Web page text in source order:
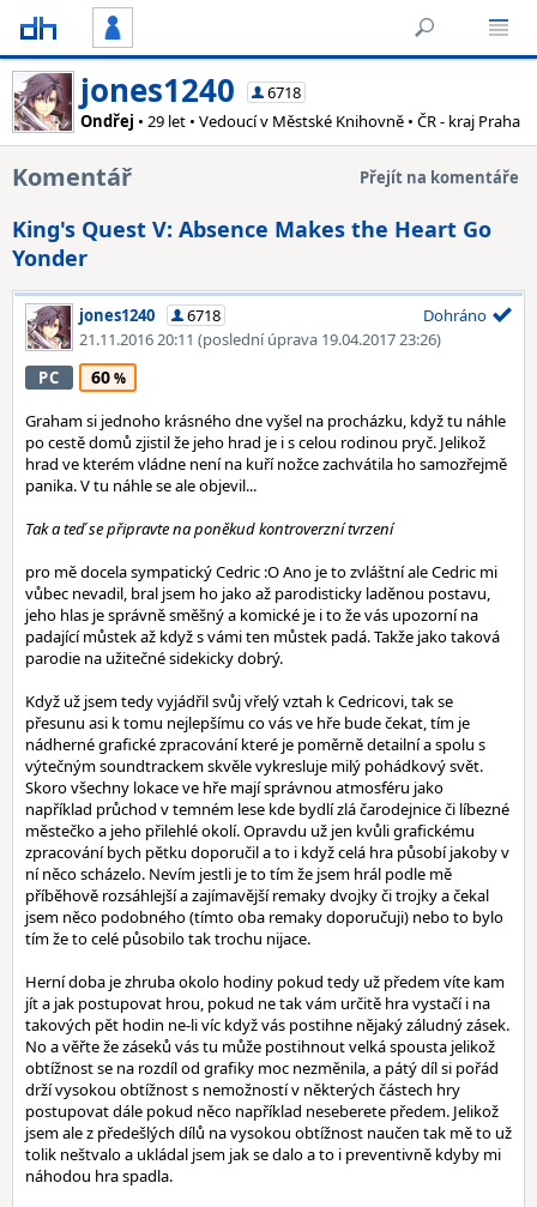
jones1240
6718
Ondřej • 29 let • Vedoucí v Městské Knihovně • ČR - kraj Praha
Komentář Přejít na komentáře
King's Quest V: Absence Makes the Heart Go
Yonder
jones1240
6718
21.11.2016 20:11 (poslední úprava 19.04.2017 23:26)
Dohráno
PC 60
Graham si jednoho krásného dne vyšel na procházku, když tu náhle
po cestě domů zjistil že jeho hrad je i s celou rodinou pryč. Jelikož
hrad ve kterém vládne není na kuří nožce zachvátila ho samozřejmě
panika. V tu náhle se ale objevil...
Tak a teď se připravte na poněkud kontroverzní tvrzení
pro mě docela sympatický Cedric :O Ano je to zvláštní ale Cedric mi
vůbec nevadil, bral jsem ho jako až parodisticky laděnou postavu,
jeho hlas je správně směšný a komické je i to že vás upozorní na
padající můstek až když s vámi ten můstek padá. Takže jako taková
parodie na užitečné sidekicky dobrý.
Když už jsem tedy vyjádřil svůj vřelý vztah k Cedricovi, tak se
přesunu asi k tomu nejlepšímu co vás ve hře bude čekat, tím je
nádherné grafické zpracování které je poměrně detailní a spolu s
výtečným soundtrackem skvěle vykresluje milý pohádkový svět.
Skoro všechny lokace ve hře mají správnou atmosféru jako
například průchod v temném lese kde bydlí zlá čarodejnice či líbezné
městečko a jeho přilehlé okolí. Opravdu už jen kvůli grafickému
zpracování bych pětku doporučil a to i když celá hra působí jakoby v
ní něco scházelo. Nevím jestli je to tím že jsem hrál podle mě
příběhově rozsáhlejší a zajímavější remaky dvojky či trojky a čekal
jsem něco podobného (tímto oba remaky doporučuji) nebo to bylo
tím že to celé působilo tak trochu nijace.
Herní doba je zhruba okolo hodiny pokud tedy už předem víte kam
jít a jak postupovat hrou, pokud ne tak vám určitě hra vystačí i na
takových pět hodin ne-li víc když vás postihne nějaký záludný zásek.
No a věřte že záseků vás tu může postihnout velká spousta jelikož
obtížnost se na rozdíl od grafiky moc nezměnila, a pátý díl si pořád
drží vysokou obtížnost s nemožností v některých částech hry
postupovat dále pokud něco například neseberete předem. Jelikož
jsem ale z předešlých dílů na vysokou obtížnost naučen tak mě to už
tolik neštvalo a ukládal jsem jak se dalo a to i preventivně kdyby mi
náhodou hra spadla.